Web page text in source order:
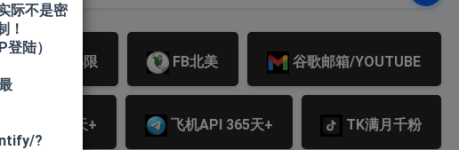
ADS/主页/解限 FB北美 谷歌邮箱/YOUTUBE
飞机API 180天+ 飞机API 365天+ TK满月千粉
际不是密
！
陆）
?